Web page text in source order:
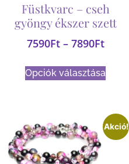
Füstkvarc – cseh
gyöngy ékszer szett
7590Ft – 7890Ft
Opciók választása
Akció!